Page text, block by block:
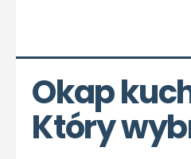
Okap
Który